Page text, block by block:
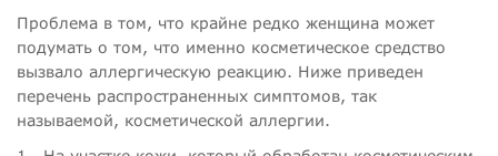
Проблема в том, что крайне редко женщина может
подумать о том, что именно косметическое средство
вызвало аллергическую реакцию. Ниже приведен
перечень распространенных симптомов, так
называемой, косметической аллергии.